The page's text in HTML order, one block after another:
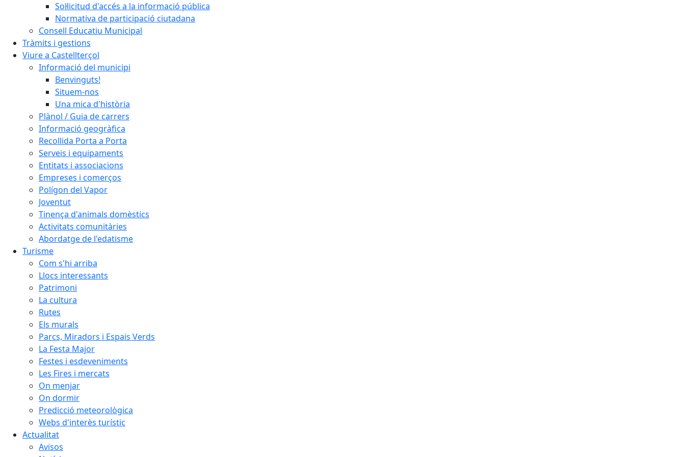
Sol·licitud d'accés a la informació pública
Normativa de participació ciutadana
Consell Educatiu Municipal
Tràmits i gestions
Viure a Castellterçol
Informació del municipi
Benvinguts!
Situem-nos
Una mica d'història
Plànol / Guia de carrers
Informació geogràfica
Recollida Porta a Porta
Serveis i equipaments
Entitats i associacions
Empreses i comerços
Polígon del Vapor
Joventut
Tinença d'animals domèstics
Activitats comunitàries
Abordatge de l'edatisme
Turisme
Com s'hi arriba
Llocs interessants
Patrimoni
La cultura
Rutes
Els murals
Parcs, Miradors i Espais Verds
La Festa Major
Festes i esdeveniments
Les Fires i mercats
On menjar
On dormir
Predicció meteorològica
Webs d'interès turístic
Actualitat
Avisos